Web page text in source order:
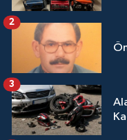
2
3